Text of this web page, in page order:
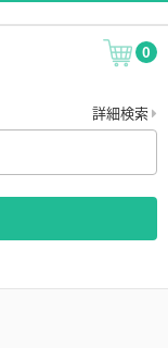
0
詳細検索